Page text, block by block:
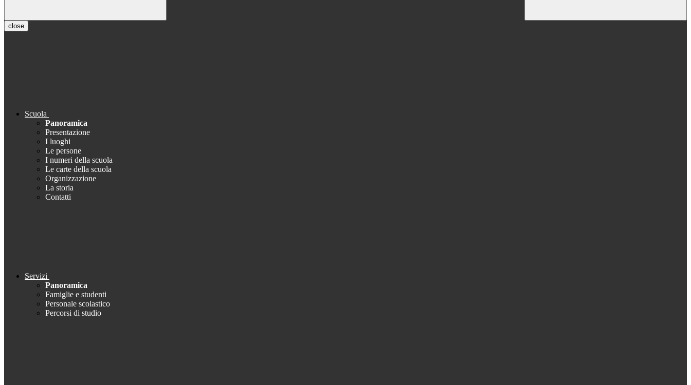
close
Scuola
Panoramica
Presentazione
I luoghi
Le persone
I numeri della scuola
Le carte della scuola
Organizzazione
La storia
Contatti
Servizi
Panoramica
Famiglie e studenti
Personale scolastico
Percorsi di studio